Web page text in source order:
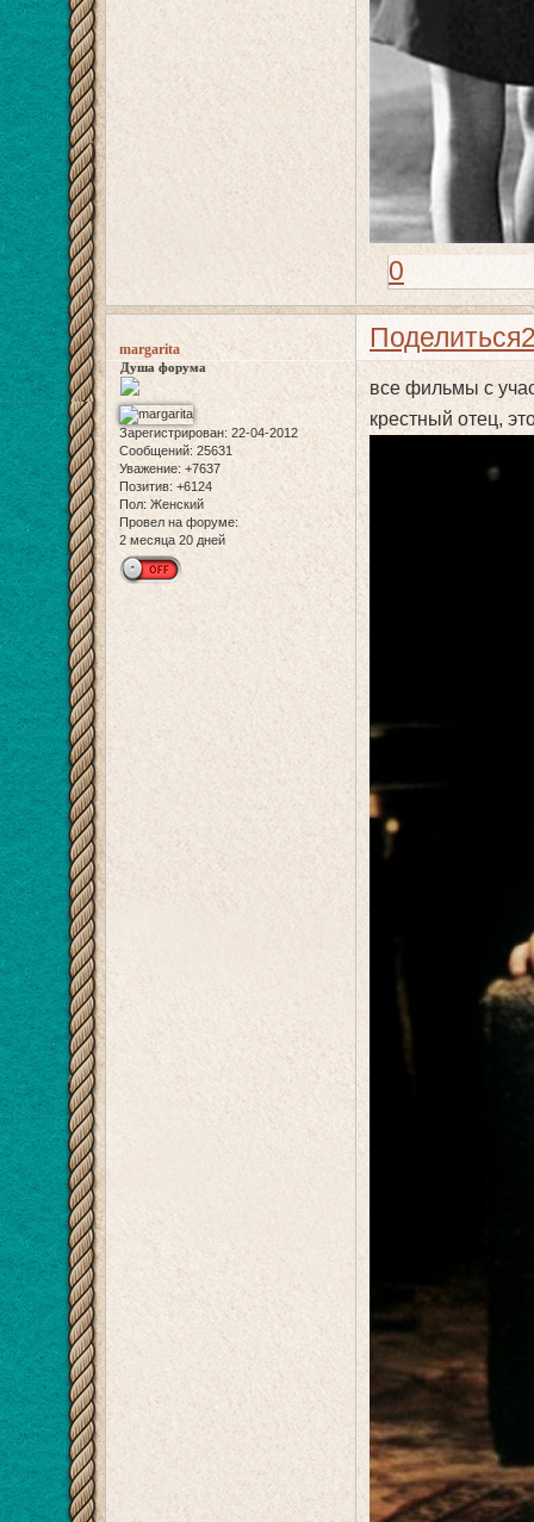
0
Поделиться
margarita
Душа форума
Зарегистрирован: 22-04-2012
Сообщений: 25631
Уважение: +7637
Позитив: +6124
Пол: Женский
Провел на форуме:
2 месяца 20 дней
все фильмы с
крестный отец,